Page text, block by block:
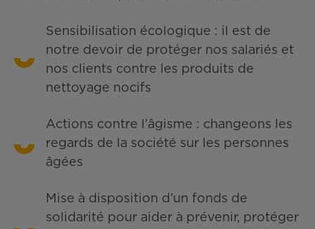
Sensibilisation écologique : il est de
notre devoir de protéger nos salariés et
nos clients contre les produits de
nettoyage nocifs
Actions contre l’âgisme : changeons les
regards de la société sur les personnes
âgées
Mise à disposition d’un fonds de
solidarité pour aider à prévenir, protéger